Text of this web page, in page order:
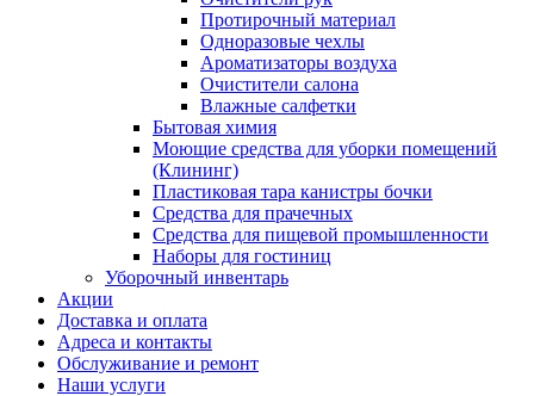
Протирочный материал
Одноразовые чехлы
Ароматизаторы воздуха
Очистители салона
Влажные салфетки
Бытовая химия
Моющие средства для уборки помещений
(Клининг)
Пластиковая тара канистры бочки
Средства для прачечных
Средства для пищевой промышленности
Наборы для гостиниц
Уборочный инвентарь
Акции
Доставка и оплата
Адреса и контакты
Обслуживание и ремонт
Наши услуги